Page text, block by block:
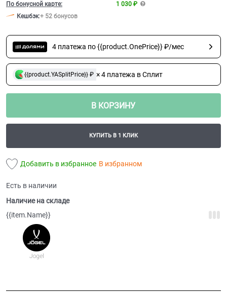
По бонусной карте:
1 030 ₽
Кешбэк:+ 52 бонусов
4 платежа по {{product.OnePrice}} ₽/мес
{{product.YASplitPrice}} ₽ × 4 платежа в Сплит
В КОРЗИНУ
КУПИТЬ В 1 КЛИК
Добавить в избранное В избранном
Есть в наличии
Наличие на складе
{{item.Name}}